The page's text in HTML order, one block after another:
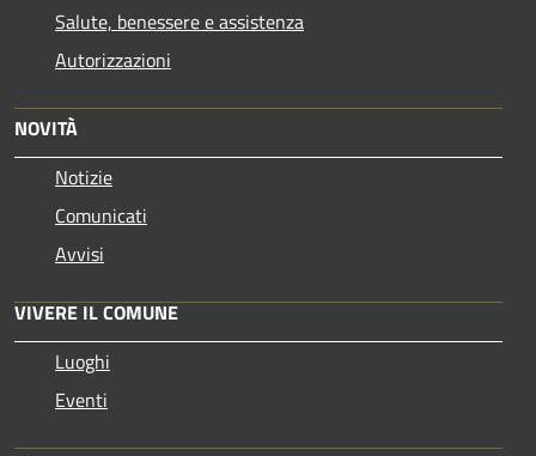
Salute, benessere e assistenza
Autorizzazioni
NOVITÀ
Notizie
Comunicati
Avvisi
VIVERE IL COMUNE
Luoghi
Eventi